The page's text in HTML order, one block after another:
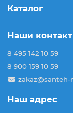
Каталог
Наши
8 495 142 10 59
8 900 159 10 59
zakaz@santeh-
Наш адрес